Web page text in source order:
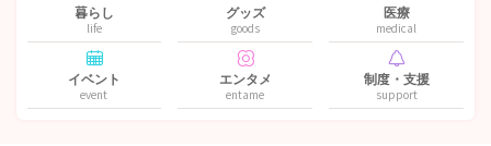
暮らし
life
グッズ
goods
医療
medical
イベント
event
エンタメ
entame
制度・支援
support